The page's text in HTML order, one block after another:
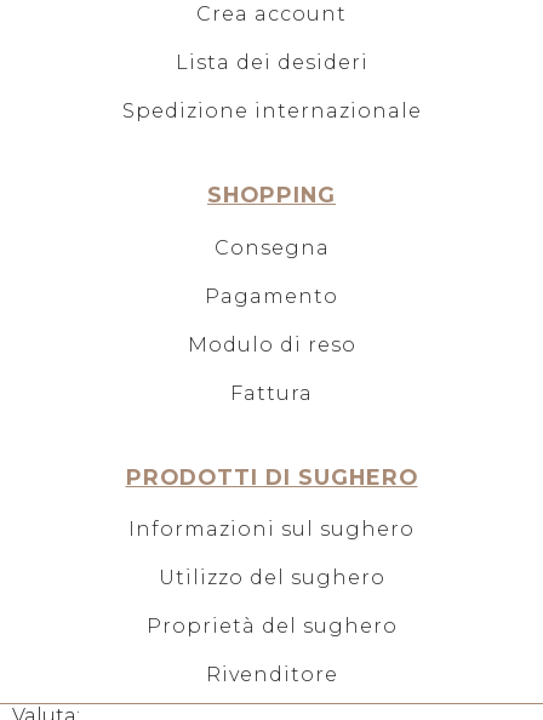
Crea account
Lista dei desideri
Spedizione internazionale
SHOPPING
Consegna
Pagamento
Modulo di reso
Fattura
PRODOTTI DI SUGHERO
Informazioni sul sughero
Utilizzo del sughero
Proprietà del sughero
Rivenditore